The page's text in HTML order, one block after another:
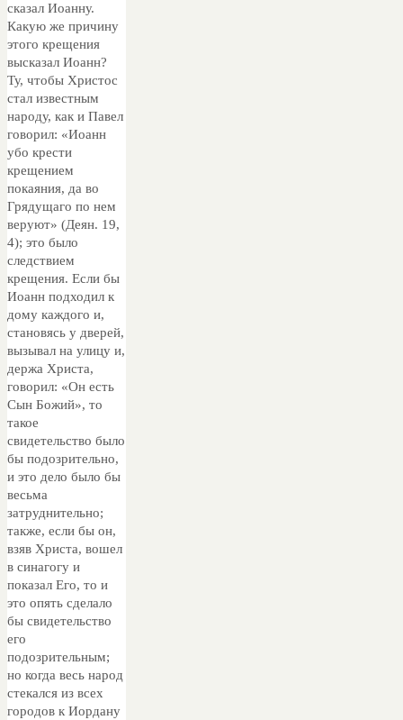
сказал Иоанну.
Какую же причину
этого крещения
высказал Иоанн?
Ту, чтобы Христос
стал известным
народу, как и Павел
говорил: «Иоанн
убо крести
крещением
покаяния, да во
Грядущаго по нем
веруют» (Деян. 19,
4); это было
следствием
крещения. Если бы
Иоанн подходил к
дому каждого и,
становясь у дверей,
вызывал на улицу и,
держа Христа,
говорил: «Он есть
Сын Божий», то
такое
свидетельство было
бы подозрительно,
и это дело было бы
весьма
затруднительно;
также, если бы он,
взяв Христа, вошел
в синагогу и
показал Его, то и
это опять сделало
бы свидетельство
его
подозрительным;
но когда весь народ
стекался из всех
городов к Иордану